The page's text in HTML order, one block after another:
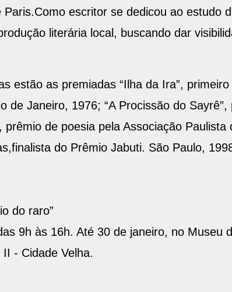
escritor se dedicou ao estudo
literária local, buscando dar
estão as premiadas “Ilha da Ira”,
de Janeiro, 1976; “A Procissão do
prêmio de poesia pela Associação
do Prêmio Jabuti. São Paulo,
do raro”
9h às 16h. Até 30 de janeiro, no Museu
- Cidade Velha.